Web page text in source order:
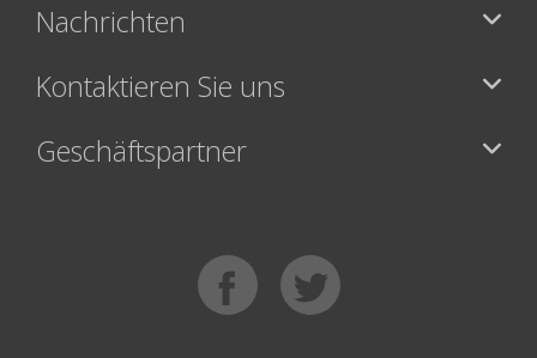
Nachrichten
Kontaktieren Sie uns
Geschäftspartner